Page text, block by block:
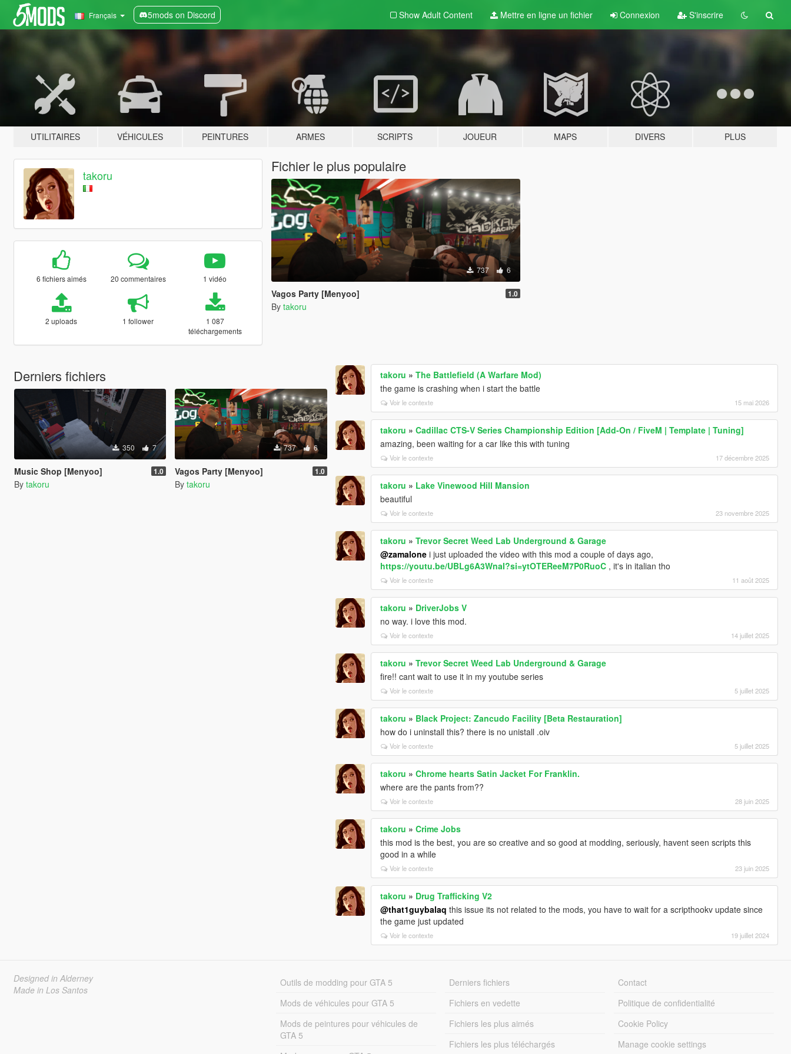
Français 5mods on Discord Show Adult Content Mettre en ligne un fichier Connexion S'inscrire
UTILITAIRES VÉHICULES PEINTURES ARMES SCRIPTS JOUEUR MAPS DIVERS PLUS
takoru
6 fichiers aimés 20 commentaires 1 vidéo
2 uploads 1 follower
1 087
téléchargements
Fichier le plus populaire
737 6
Vagos Party [Menyoo] 1.0
By takoru
Derniers fichiers
350 7
Music Shop [Menyoo] 1.0
By takoru
737 6
Vagos Party [Menyoo] 1.0
By takoru
takoru »The Battlefield (A Warfare Mod)
the game is crashing when i start the battle
Voir le contexte 15 mai 2026
takoru »Cadillac CTS-V Series Championship Edition [Add-On / FiveM | Template | Tuning]
amazing, been waiting for a car like this with tuning
Voir le contexte 17 décembre 2025
takoru » Lake Vinewood Hill Mansion
beautiful
Voir le contexte 23 novembre 2025
takoru »Trevor Secret Weed Lab Underground & Garage
@zamalone i just uploaded the video with this mod a couple of days ago,
https://youtu.be/UBLg6A3WnaI?si=ytOTEReeM7P0RuoC , it's in italian tho
Voir le contexte 11 août 2025
takoru » DriverJobs V
no way. i love this mod.
Voir le contexte 14 juillet 2025
takoru »Trevor Secret Weed Lab Underground & Garage
fire!! cant wait to use it in my youtube series
Voir le contexte 5 juillet 2025
takoru » Black Project: Zancudo Facility [Beta Restauration]
how do i uninstall this? there is no unistall .oiv
Voir le contexte 5 juillet 2025
takoru »Chrome hearts Satin Jacket For Franklin.
where are the pants from??
Voir le contexte 28 juin 2025
takoru »Crime Jobs
this mod is the best, you are so creative and so good at modding, seriously, havent seen scripts this
good in a while
Voir le contexte 23 juin 2025
takoru » Drug Trafficking V2
@that1guybalaq this issue its not related to the mods, you have to wait for a scripthookv update since
the game just updated
Voir le contexte 19 juillet 2024
Designed in Alderney
Made in Los Santos
Outils de modding pour GTA 5
Mods de véhicules pour GTA 5
Mods de peintures pour véhicules de
GTA 5
Derniers fichiers
Fichiers en vedette
Fichiers les plus aimés
Fichiers les plus téléchargés
Contact
Politique de confidentialité
Cookie Policy
Manage cookie settings